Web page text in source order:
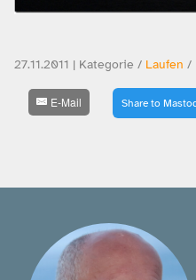
27.11.2011 | Kategorie / Laufen /
E-Mail Share to